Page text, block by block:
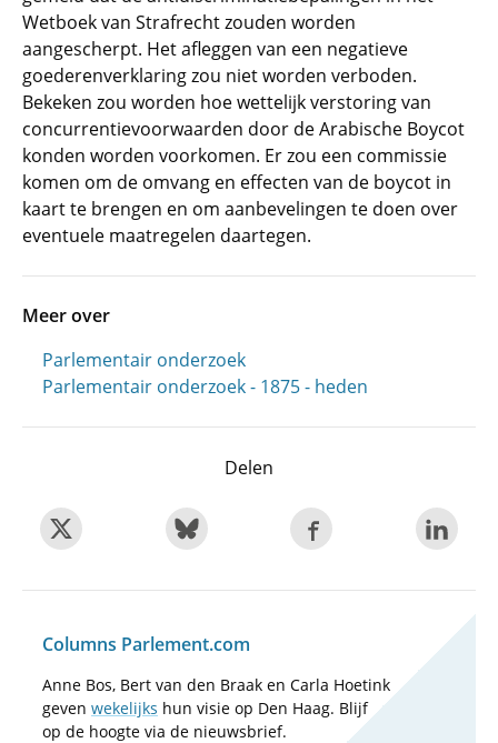
Wetboek van Strafrecht zouden worden
aangescherpt. Het afleggen van een negatieve
goederenverklaring zou niet worden verboden.
Bekeken zou worden hoe wettelijk verstoring van
concurrentievoorwaarden door de Arabische Boycot
konden worden voorkomen. Er zou een commissie
komen om de omvang en effecten van de boycot in
kaart te brengen en om aanbevelingen te doen over
eventuele maatregelen daartegen.
Meer over
Parlementair onderzoek
Parlementair onderzoek - 1875 - heden
Delen
Columns Parlement.com
Anne Bos, Bert van den Braak en Carla Hoetink
geven wekelijks hun visie op Den Haag. Blijf
op de hoogte via de nieuwsbrief.